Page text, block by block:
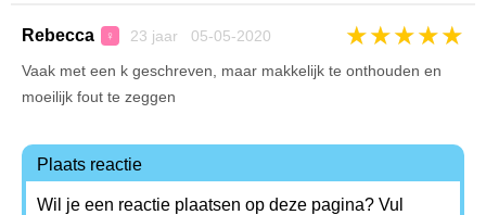
Rebecca ♀ 23 jaar 05-05-2020 ★★★★★
Vaak met een k geschreven, maar makkelijk te onthouden en
moeilijk fout te zeggen
Plaats reactie
Wil je een reactie plaatsen op deze pagina? Vul